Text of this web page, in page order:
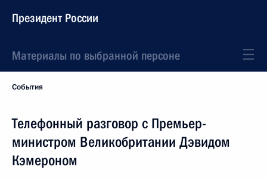
Президент России
Материалы по выбранной персоне
События
Телефонный разговор с Премьер-
министром Великобритании Дэвидом
Кэмероном